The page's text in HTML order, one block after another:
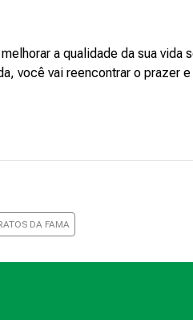
a qualidade da sua vida
você vai reencontrar o prazer
DA FAMA